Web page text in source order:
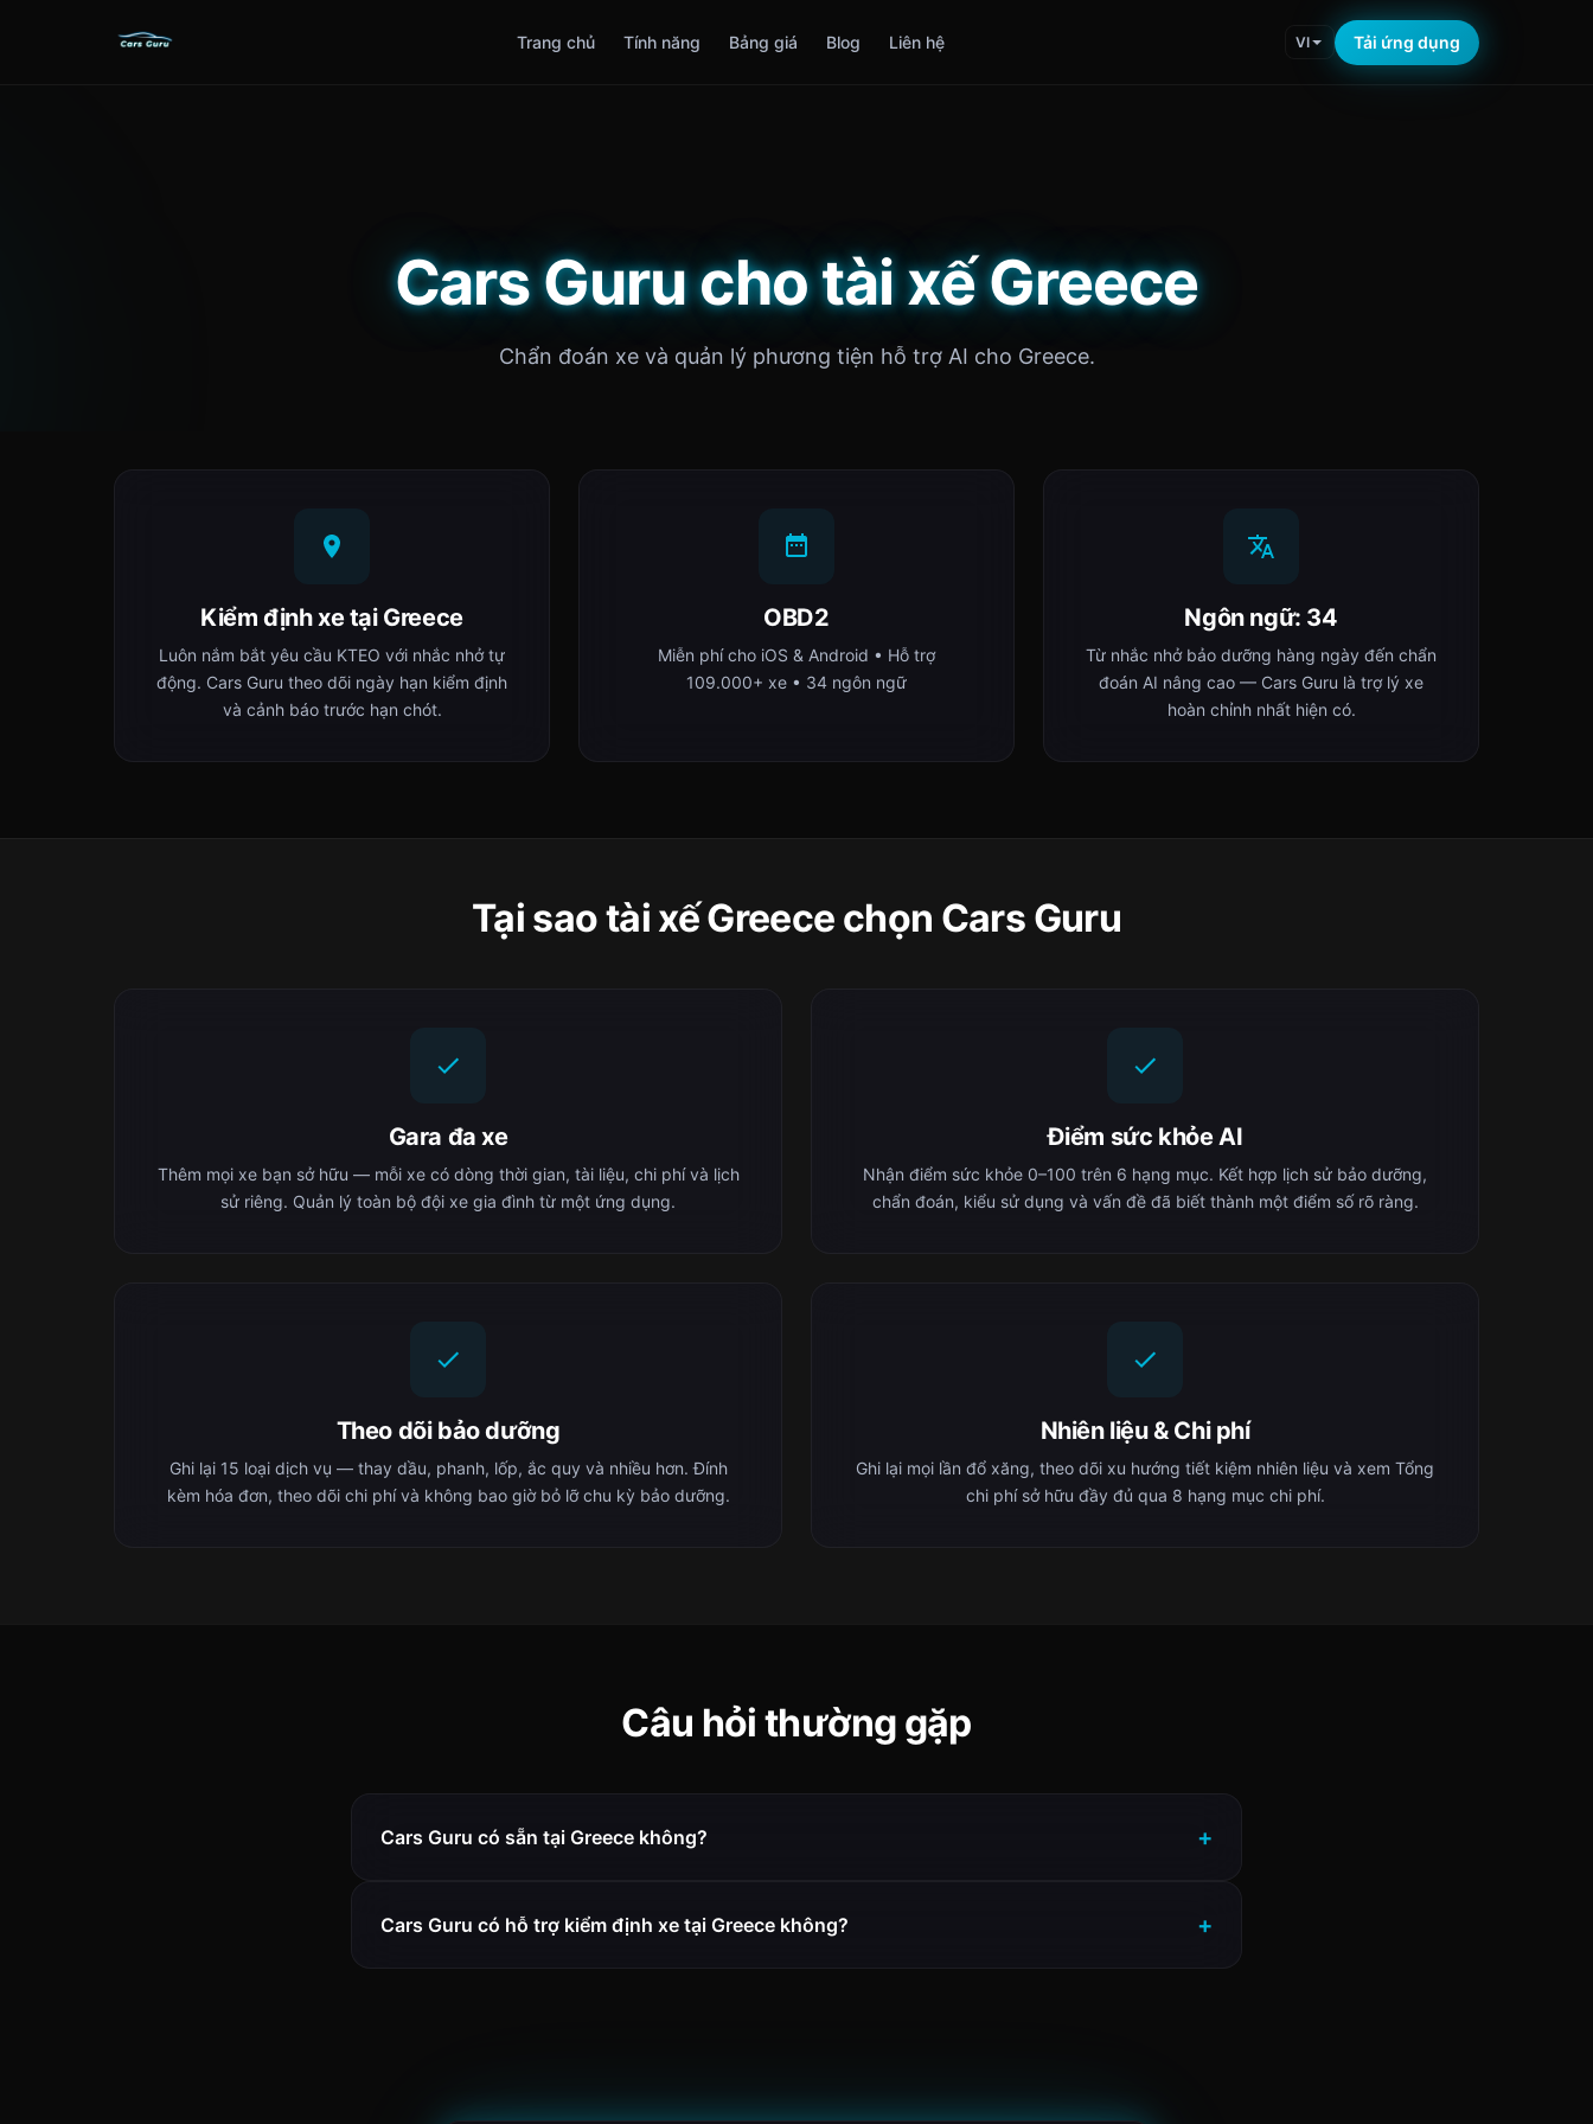
Trang chủ Tính năng Bảng giá Blog Liên hệ VI Tải ứng dụng
Cars Guru cho tài xế Greece
Chẩn đoán xe và quản lý phương tiện hỗ trợ AI cho Greece.
Kiểm định xe tại Greece
Luôn nắm bắt yêu cầu ΚΤΕΟ với nhắc nhở tự
động. Cars Guru theo dõi ngày hạn kiểm định
và cảnh báo trước hạn chót.
OBD2
Miễn phí cho iOS & Android • Hỗ trợ
109.000+ xe • 34 ngôn ngữ
Ngôn ngữ: 34
Từ nhắc nhở bảo dưỡng hàng ngày đến chẩn
đoán AI nâng cao — Cars Guru là trợ lý xe
hoàn chỉnh nhất hiện có.
Tại sao tài xế Greece chọn Cars Guru
Gara đa xe
Thêm mọi xe bạn sở hữu — mỗi xe có dòng thời gian, tài liệu, chi phí và lịch
sử riêng. Quản lý toàn bộ đội xe gia đình từ một ứng dụng.
Điểm sức khỏe AI
Nhận điểm sức khỏe 0–100 trên 6 hạng mục. Kết hợp lịch sử bảo dưỡng,
chẩn đoán, kiểu sử dụng và vấn đề đã biết thành một điểm số rõ ràng.
Theo dõi bảo dưỡng
Ghi lại 15 loại dịch vụ — thay dầu, phanh, lốp, ắc quy và nhiều hơn. Đính
kèm hóa đơn, theo dõi chi phí và không bao giờ bỏ lỡ chu kỳ bảo dưỡng.
Nhiên liệu & Chi phí
Ghi lại mọi lần đổ xăng, theo dõi xu hướng tiết kiệm nhiên liệu và xem Tổng
chi phí sở hữu đầy đủ qua 8 hạng mục chi phí.
Câu hỏi thường gặp
Cars Guru có sẵn tại Greece không?
Cars Guru có hỗ trợ kiểm định xe tại Greece không?